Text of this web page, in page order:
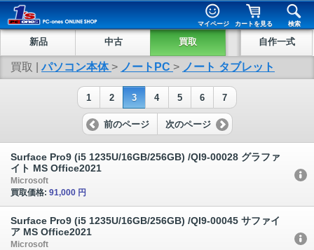
マイページ カートを見る 検索
新品 中古 買取 自作一式
買取 | パソコン本体 > ノートPC > ノート タブレット
1 2 3 4 5 6 7
前のページ 次のページ
Surface Pro9 (i5 1235U/16GB/256GB) /QI9-00028 グラファ
イト MS Office2021
Microsoft
買取価格: 91,000 円
Surface Pro9 (i5 1235U/16GB/256GB) /QI9-00045 サファイ
ア MS Office2021
Microsoft